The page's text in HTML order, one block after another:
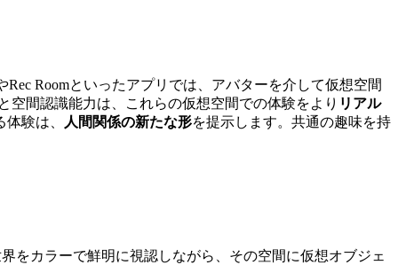
Roomといったアプリでは、アバターを介して仮想空間
空間認識能力は、これらの仮想空間での体験をより リアル
験は、 人間関係の新たな形を提示します。共通の趣味を持
をカラーで鮮明に視認しながら、その空間に仮想オブジェ